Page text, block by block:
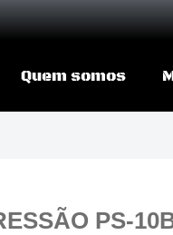
Quem somos
PS-